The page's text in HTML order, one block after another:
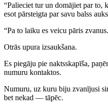
“Palieciet tur un domājiet par to,
esot pārsteigta par savu balss
“Pa to laiku es veicu pāris
Otrās upura izsaukšana.
Es piegāju pie naktsskapīša,
numuru kontaktos.
Numuru, uz kuru biju zvanījusi
bet nekad — tāpēc.